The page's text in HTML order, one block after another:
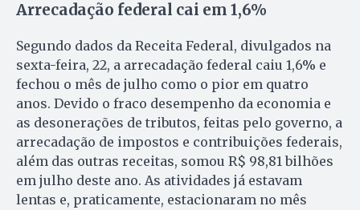
Arrecadação federal cai em 1,6%
Segundo dados da Receita Federal, divulgados na
sexta-feira, 22, a arrecadação federal caiu 1,6% e
fechou o mês de julho como o pior em quatro
anos. Devido o fraco desempenho da economia e
as desonerações de tributos, feitas pelo governo, a
arrecadação de impostos e contribuições federais,
além das outras receitas, somou R$ 98,81 bilhões
em julho deste ano. As atividades já estavam
lentas e, praticamente, estacionaram no mês